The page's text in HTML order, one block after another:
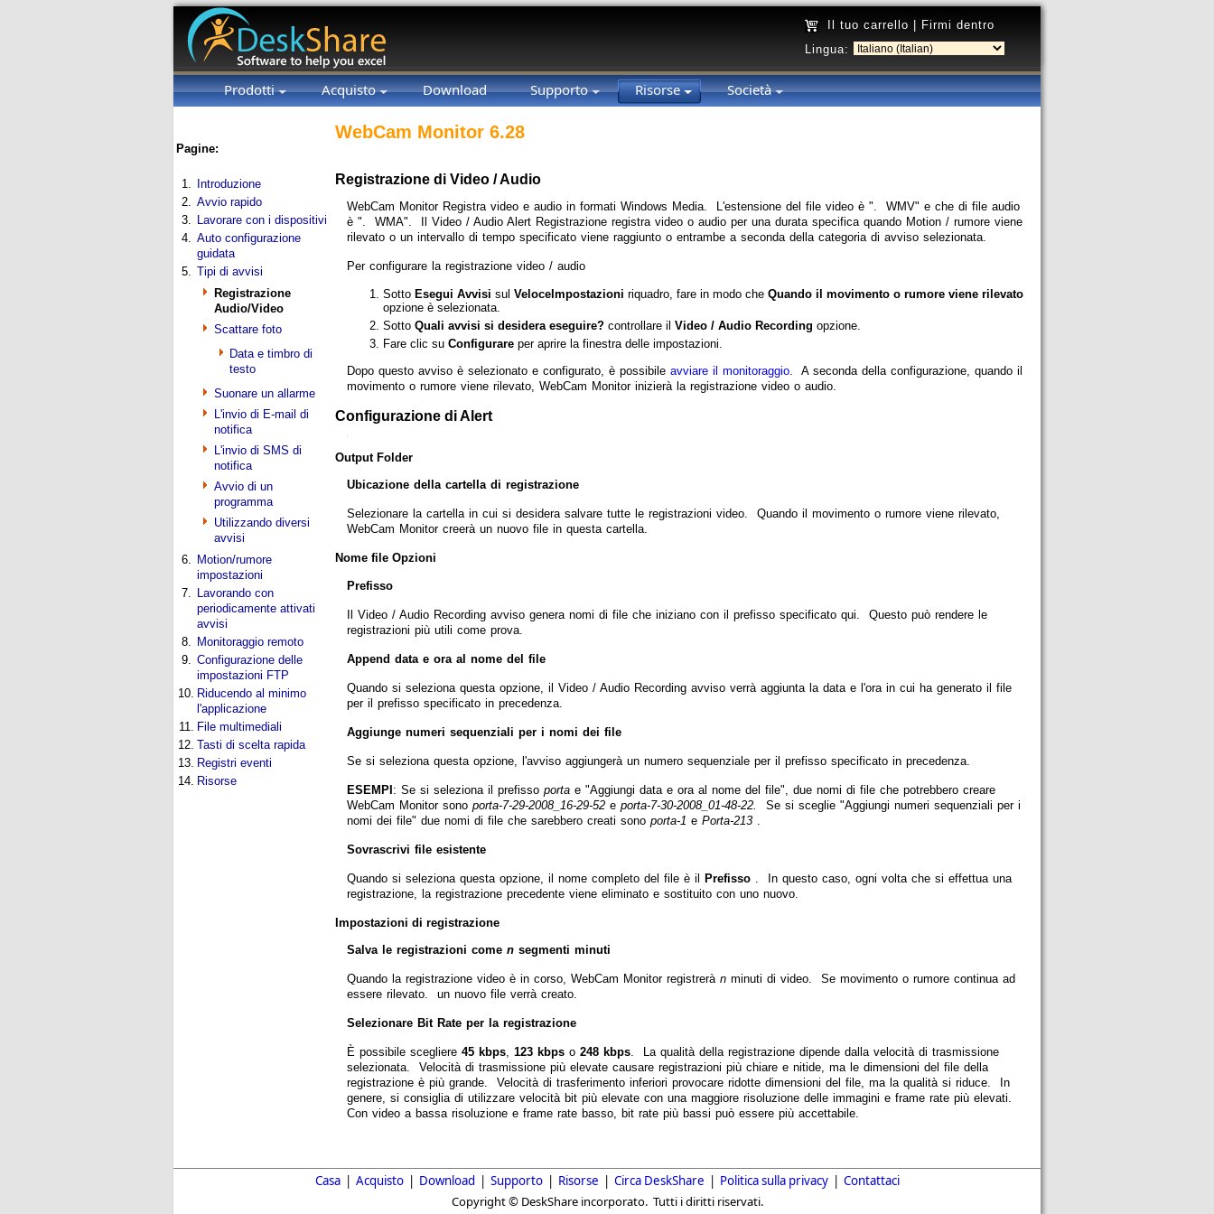
Il tuo carrello
Firmi dentro
Lingua:
Prodotti Acquisto Download Supporto Risorse Società
Pagine:
1.
Introduzione
2. Avvio rapido
3. Lavorare con i dispositivi
4. Auto configurazione
guidata
5. Tipi di avvisi
Registrazione
Audio/Video
Scattare foto
Data e timbro di
testo
Suonare un allarme
L'invio di E-mail di
notifica
L'invio di SMS di
notifica
Avvio di un
programma
Utilizzando diversi
avvisi
6. Motion/rumore
impostazioni
7. Lavorando con
periodicamente attivati
avvisi
8. Monitoraggio remoto
9. Configurazione delle
impostazioni FTP
10. Riducendo al minimo
l'applicazione
11. File multimediali
12. Tasti di scelta rapida
13. Registri eventi
14. Risorse
WebCam Monitor 6.28
Registrazione di Video / Audio
WebCam Monitor Registra video e audio in formati Windows Media. L'estensione del file video è ". WMV" e che di file audio
è ". WMA". Il Video / Audio Alert Registrazione registra video o audio per una durata specifica quando Motion / rumore viene
rilevato o un intervallo di tempo specificato viene raggiunto o entrambe a seconda della categoria di avviso selezionata.
Per configurare la registrazione video / audio
Sotto Esegui Avvisi sul Veloce Impostazioni riquadro, fare in modo che Quando il movimento o rumore viene rilevato
opzione è selezionata.
Sotto Quali avvisi si desidera eseguire? controllare il Video / Audio Recording opzione.
Fare clic su Configurare per aprire la finestra delle impostazioni.
Dopo questo avviso è selezionato e configurato, è possibile avviare il monitoraggio . A seconda della configurazione, quando il
movimento o rumore viene rilevato, WebCam Monitor inizierà la registrazione video o audio.
Configurazione di Alert
Output Folder
Ubicazione della cartella di registrazione
Selezionare la cartella in cui si desidera salvare tutte le registrazioni video. Quando il movimento o rumore viene rilevato,
WebCam Monitor creerà un nuovo file in questa cartella.
Nome file Opzioni
Prefisso
Il Video / Audio Recording avviso genera nomi di file che iniziano con il prefisso specificato qui. Questo può rendere le
registrazioni più utili come prova.
Append data e ora al nome del file
Quando si seleziona questa opzione, il Video / Audio Recording avviso verrà aggiunta la data e l'ora in cui ha generato il file
per il prefisso specificato in precedenza.
Aggiunge numeri sequenziali per i nomi dei file
Se si seleziona questa opzione, l'avviso aggiungerà un numero sequenziale per il prefisso specificato in precedenza.
ESEMPI: Se si seleziona il prefisso porta e "Aggiungi data e ora al nome del file", due nomi di file che potrebbero creare
WebCam Monitor sono porta-7-29-2008_16-29-52 e porta-7-30-2008_01-48-22. Se si sceglie "Aggiungi numeri sequenziali per i
nomi dei file" due nomi di file che sarebbero creati sono porta-1 e Porta-213
Sovrascrivi file esistente
Quando si seleziona questa opzione, il nome completo del file è il Prefisso . In questo caso, ogni volta che si effettua una
registrazione, la registrazione precedente viene eliminato e sostituito con uno nuovo.
Impostazioni di registrazione
Salva le registrazioni come n segmenti minuti
Quando la registrazione video è in corso, WebCam Monitor registrerà n minuti di video. Se movimento o rumore continua ad
essere rilevato. un nuovo file verrà creato.
Selezionare Bit Rate per la registrazione
È possibile scegliere 45 kbps 123 kbps o 248 kbps . La qualità della registrazione dipende dalla velocità di trasmissione
selezionata. Velocità di trasmissione più elevate causare registrazioni più chiare e nitide, ma le dimensioni del file della
registrazione è più grande. Velocità di trasferimento inferiori provocare ridotte dimensioni del file, ma la qualità si riduce. In
genere, si consiglia di utilizzare velocità bit più elevate con una maggiore risoluzione delle immagini e frame rate più elevati.
Con video a bassa risoluzione e frame rate basso, bit rate più bassi può essere più accettabile.
Casa | Acquisto | Download | Supporto | Risorse | Circa DeskShare | Politica sulla privacy | Contattaci
Copyright © DeskShare incorporato. Tutti i diritti riservati.